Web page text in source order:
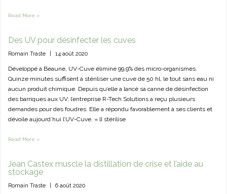
Read More »
Des UV pour désinfecter les cuves
Romain Traste 14 août 2020
Développé à Beaune, UV-Cuve élimine 99,9% des micro-organismes.
Quinze minutes suffisent à stériliser une cuve de 50 hl, le tout sans eau ni
aucun produit chimique. Depuis qu’elle a lancé sa canne de désinfection
des barriques aux UV, l’entreprise R-Tech Solutions a reçu plusieurs
demandes pour des foudres. Elle a répondu favorablement à ses clients et
dévoile aujourd’hui l’UV-Cuve. « lI stérilise
Read More »
Jean Castex muscle la distillation de crise et l’aide au
stockage
Romain Traste 6 août 2020